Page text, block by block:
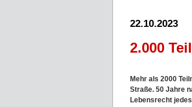
22.10.2023
2.000
Mehr als 2000
Straße. 50 Jahre
Lebensrecht